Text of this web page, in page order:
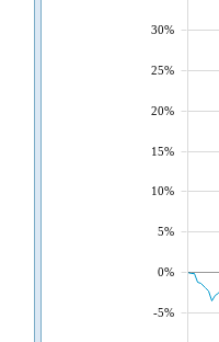
-5%
0%
5%
10%
15%
20%
25%
30%